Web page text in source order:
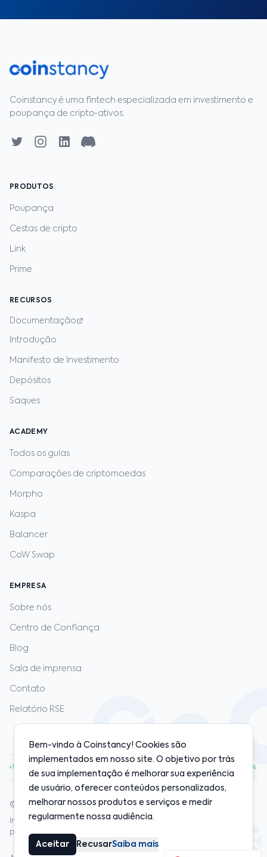
Coinstancy é uma fintech especializada em investimento e
poupança de cripto‑ativos.
PRODUTOS
Poupança
Cestas de cripto
Link
Prime
RECURSOS
Documentação
Introdução
Manifesto de Investimento
Depósitos
Saques
ACADEMY
Todos os guias
Comparações de criptomoedas
Morpho
Kaspa
Balancer
CoW Swap
EMPRESA
Sobre nós
Centro de Confiança
Blog
Sala de imprensa
Contato
Relatório RSE
+1.20% ·
© 2020-2026 Coinstancy. Todos os direitos reservados.
Investimentos em cripto‑ativos apresentam riscos. Desempenho
passado não garante resultados futuros.
Bem-vindo à Coinstancy! Cookies são
implementados em nosso site. O objetivo por trás
de sua implementação é melhorar sua experiência
de usuário, oferecer conteúdos personalizados,
melhorar nossos produtos e serviços e medir
regularmente nossa audiência.
Aceitar RecusarSaiba mais